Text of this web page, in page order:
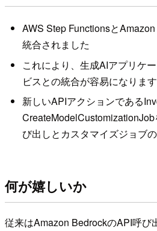
AWS Step Functionsと
統合されました
これにより、生成AIアプリケ
ビスとの統合が容易になります
新しいAPIアクションである
び出しとカスタマイズジョブ
何が嬉しいか
従来はAmazon BedrockのAPI呼び